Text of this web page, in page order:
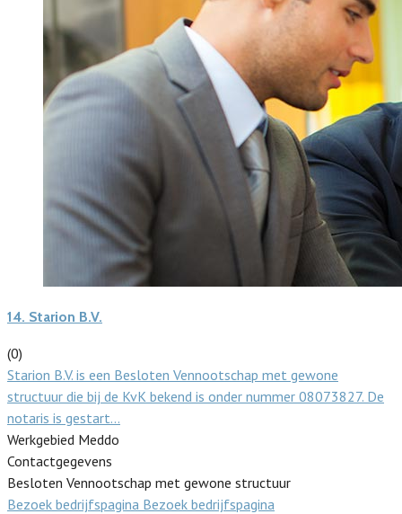
14. Starion B.V.
(0)
Starion B.V. is een Besloten Vennootschap met gewone
structuur die bij de KvK bekend is onder nummer 08073827. De
notaris is gestart…
Werkgebied Meddo
Contactgegevens
Besloten Vennootschap met gewone structuur
Bezoek bedrijfspagina Bezoek bedrijfspagina